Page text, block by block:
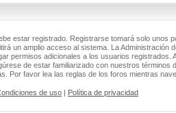
estar registrado. Registrarse tomará solo unos
un amplio acceso al sistema. La Administración
permisos adicionales a los usuarios registrados.
de estar familiarizado con nuestros términos
Por favor lea las reglas de los foros mientras
de uso | Política de privacidad